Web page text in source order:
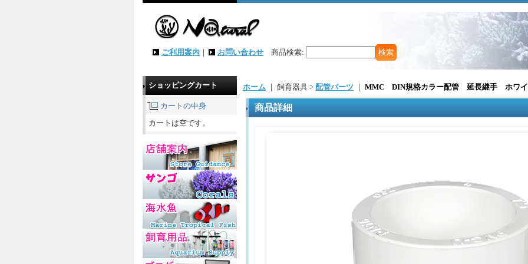
ご利用案内 ｜ お問い合わせ 商品検索:
ショッピングカート
カートの中身
カートは空です。
ホーム ｜ 飼育器具 > 配管パーツ ｜ MMC DIN規格カラー配管 延長継手 ホワイ
商品詳細